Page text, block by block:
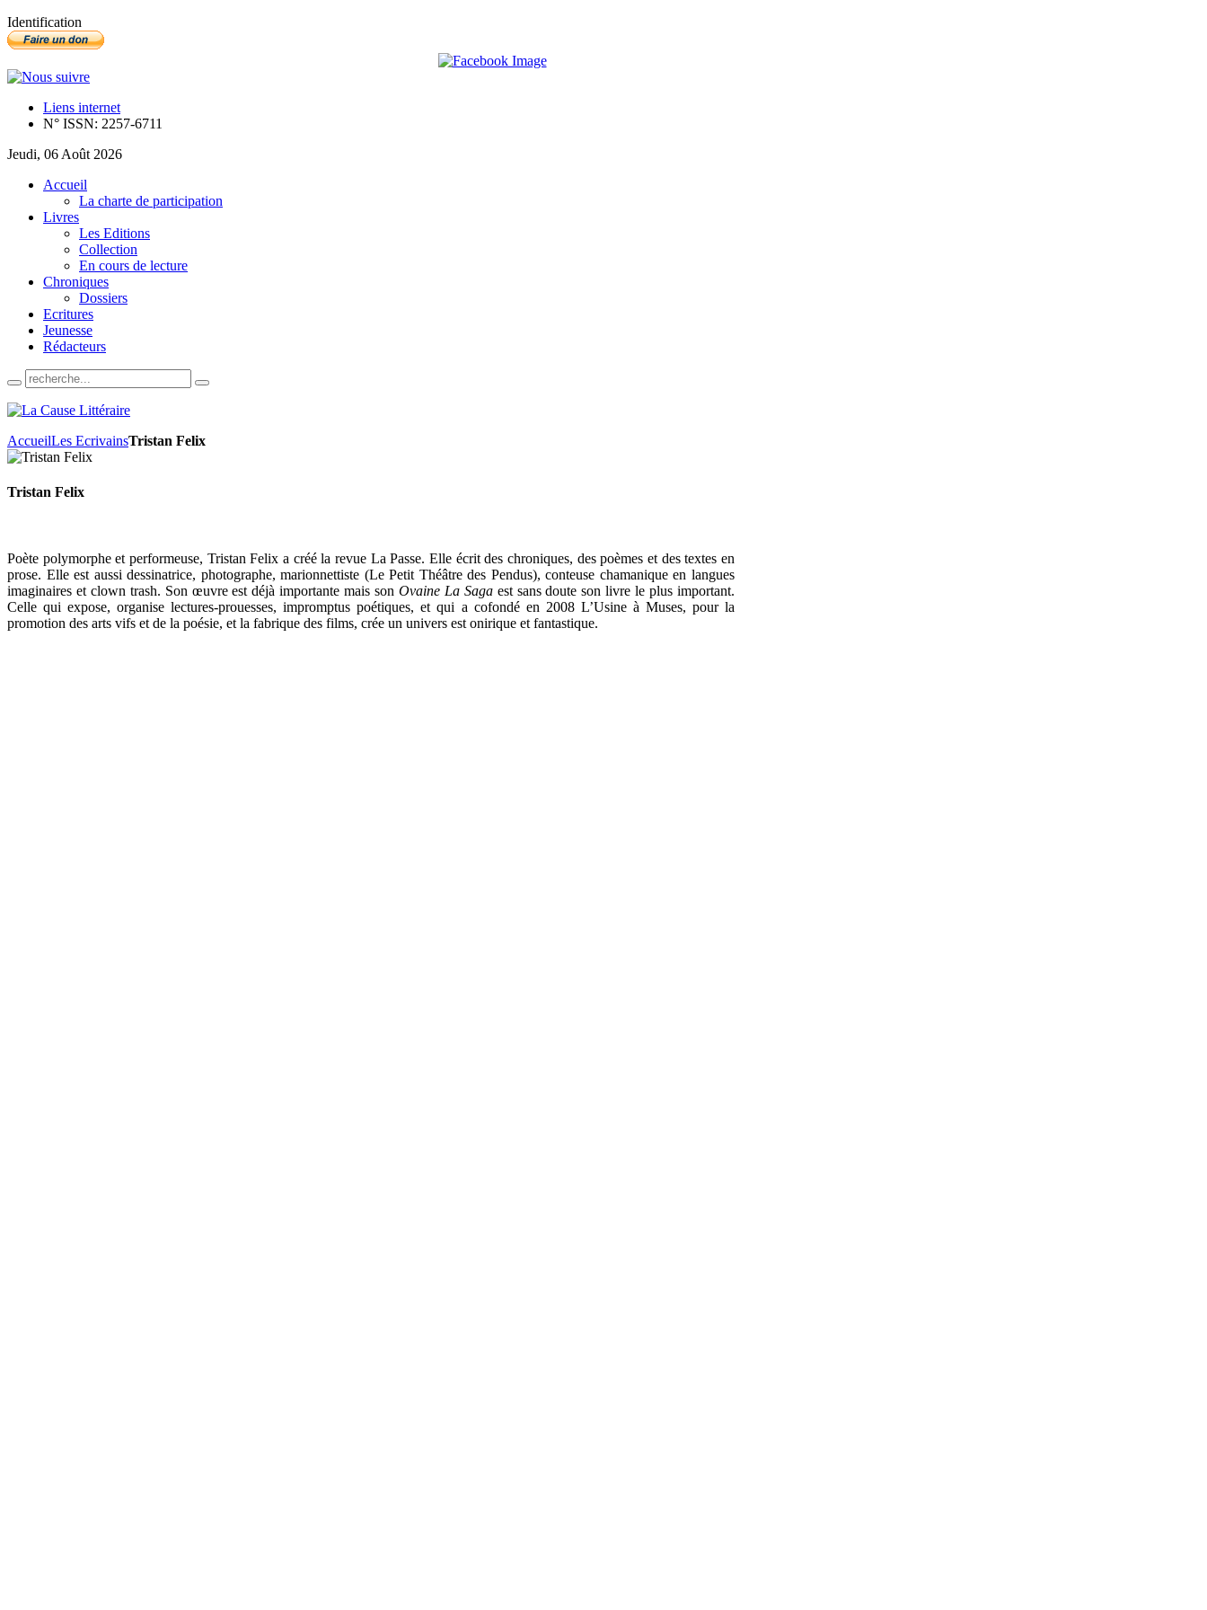
Identification
Liens internet
N° ISSN: 2257-6711
Jeudi, 06 Août 2026
Accueil
La charte de participation
Livres
Les Editions
Collection
En cours de lecture
Chroniques
Dossiers
Ecritures
Jeunesse
Rédacteurs
AccueilLes EcrivainsTristan Felix
Tristan Felix
Poète polymorphe et performeuse, Tristan Felix a créé la revue La Passe. Elle écrit des chroniques, des poèmes et des textes en
prose. Elle est aussi dessinatrice, photographe, marionnettiste (Le Petit Théâtre des Pendus), conteuse chamanique en langues
imaginaires et clown trash. Son œuvre est déjà importante mais son Ovaine La Sagaest sans doute son livre le plus important.
Celle qui expose, organise lectures-prouesses, impromptus poétiques, et qui a cofondé en 2008 L’Usine à Muses, pour la
promotion des arts vifs et de la poésie, et la fabrique des films, crée un univers est onirique et fantastique.